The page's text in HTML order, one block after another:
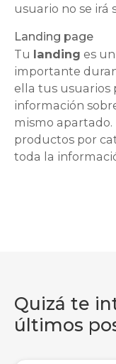
usuario no se irá
Landing page
Tu landing es
importante
ella tus usuarios
información
mismo
productos por
toda la
Quizá te
últimos